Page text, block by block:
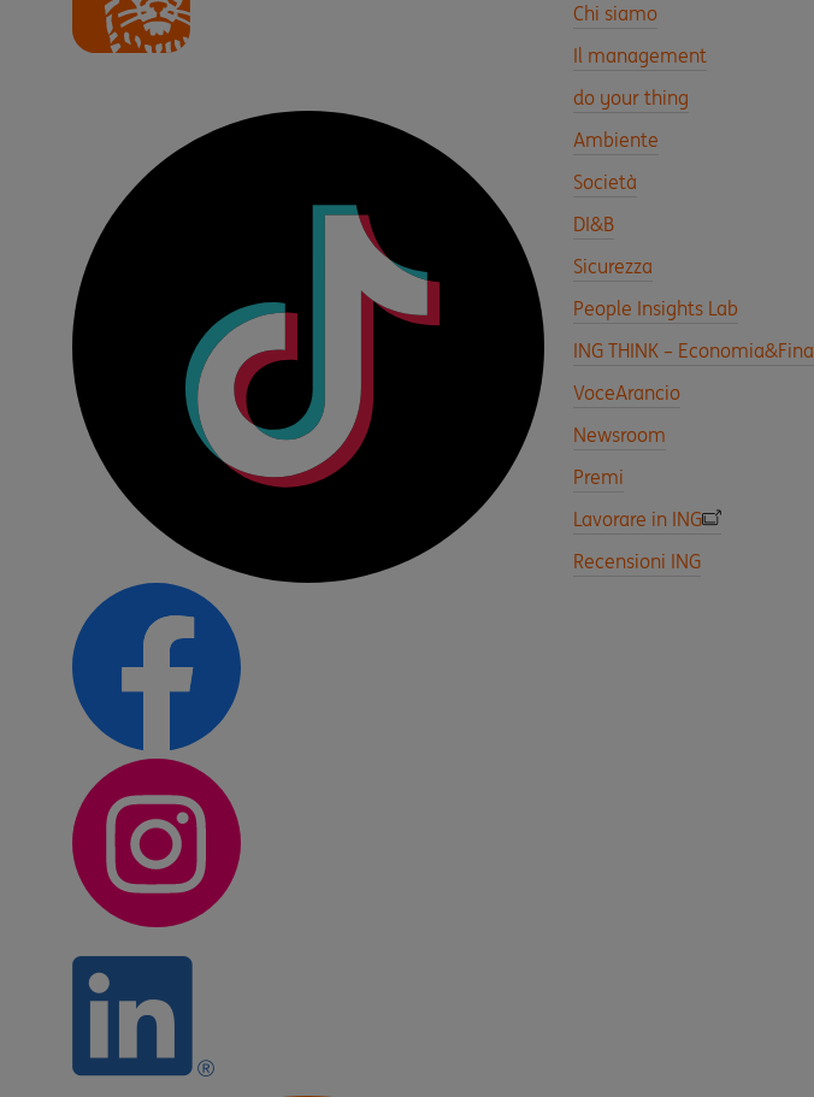
Chi siamo
Il management
do your thing
Ambiente
Società
DI&B
Sicurezza
People Insights Lab
ING THINK –
VoceArancio
Newsroom
Premi
Lavorare in ING
Recensioni ING